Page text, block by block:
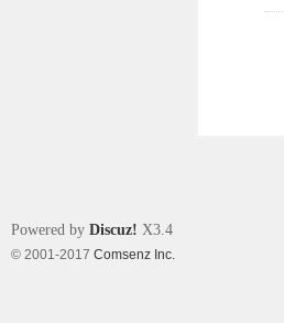
Powered by Discuz! X3.4
© 2001-2017 Comsenz Inc.